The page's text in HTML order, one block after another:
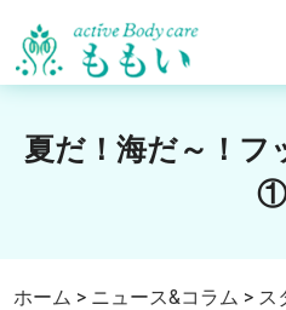
夏だ！海だ～！フ
①
ホーム > ニュース&コラム > ス